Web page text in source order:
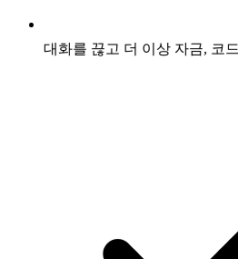
대화를 끊고 더 이상 자금, 코